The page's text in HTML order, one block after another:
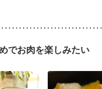
でお肉を楽しみたい